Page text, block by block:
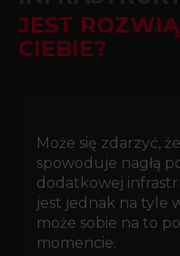
JEST
CIEBIE?
Może się zdarzyć,
spowoduje nagłą
dodatkowej
jest jednak na tyle
może sobie na to
momencie.